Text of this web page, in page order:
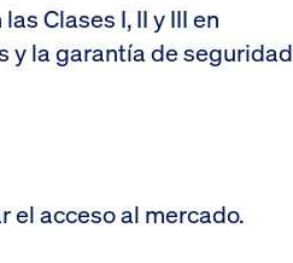
Clases I, II y III en
y la garantía de seguridad
el acceso al mercado.